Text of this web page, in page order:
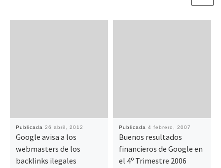
Publicada 26 abril, 2012
Google avisa a los
webmasters de los
backlinks ilegales
Publicada 4 febrero, 2007
Buenos resultados
financieros de Google en
el 4º Trimestre 2006